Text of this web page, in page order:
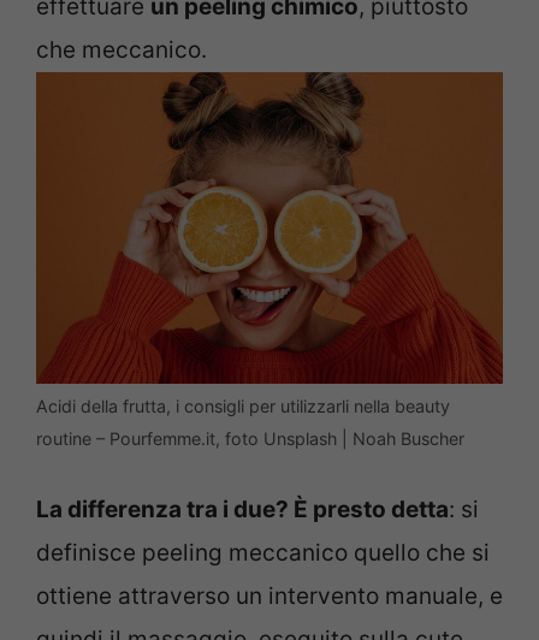
effettuare un peeling chimico, piuttosto
che meccanico.
Acidi della frutta, i consigli per utilizzarli nella beauty
routine – Pourfemme.it, foto Unsplash | Noah Buscher
La differenza tra i due? È presto detta: si
definisce peeling meccanico quello che si
ottiene attraverso un intervento manuale, e